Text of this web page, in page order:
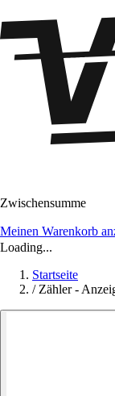
Zwischensumme
Meinen Warenkorb
Loading...
Startseite
/ Zähler -